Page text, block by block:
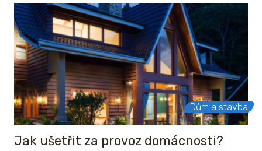
Dům a stavba
Jak ušetřit za provoz domácnosti?